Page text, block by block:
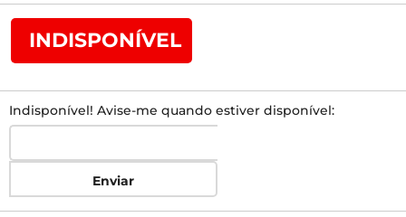
INDISPONÍVEL
Indisponível! Avise-me quando estiver disponível:
Enviar